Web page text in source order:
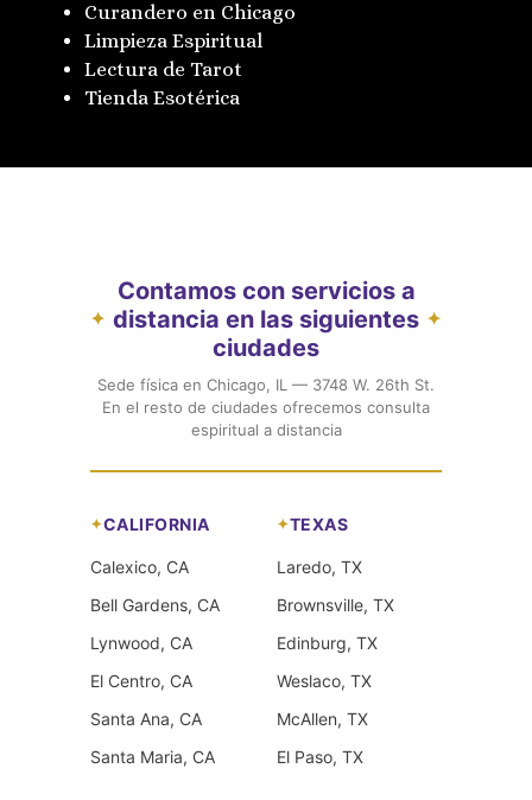
Curandero en Chicago
Limpieza Espiritual
Lectura de Tarot
Tienda Esotérica
✦
Contamos con servicios a
distancia en las siguientes
ciudades
✦
Sede física en Chicago, IL — 3748 W. 26th St.
En el resto de ciudades ofrecemos consulta
espiritual a distancia
CALIFORNIA
Calexico, CA
Bell Gardens, CA
Lynwood, CA
El Centro, CA
Santa Ana, CA
Santa Maria, CA
TEXAS
Laredo, TX
Brownsville, TX
Edinburg, TX
Weslaco, TX
McAllen, TX
El Paso, TX